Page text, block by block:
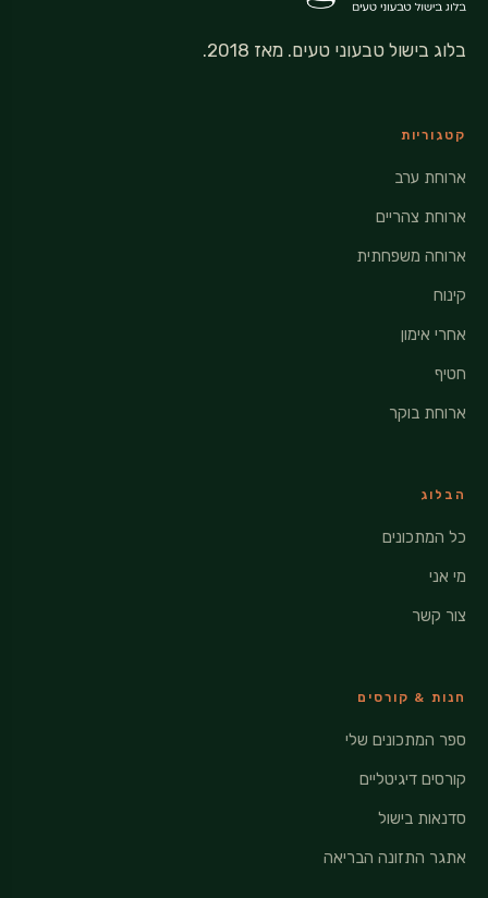
בלוג בישול טבעוני טעים. מאז 2018.
קטגוריות
ארוחת ערב
ארוחת צהריים
ארוחה משפחתית
קינוח
אחרי אימון
חטיף
ארוחת בוקר
הבלוג
כל המתכונים
מי אני
צור קשר
חנות & קורסים
ספר המתכונים שלי
קורסים דיגיטליים
סדנאות בישול
אתגר התזונה הבריאה